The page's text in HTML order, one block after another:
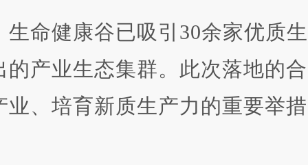
健康谷已吸引30余家优质
产业生态集群。此次落地的
、培育新质生产力的重要举